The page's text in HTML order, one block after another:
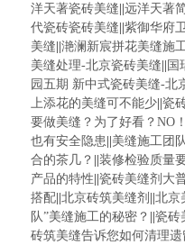
洋天著瓷砖美缝 远洋天著
代瓷砖瓷砖美缝 紫御华府
美缝 滟澜新宸拼花美缝施
美缝处理-北京瓷砖美缝
国
园五期 新中式瓷砖美缝-北
上添花的美缝可不能少|| 瓷
要做美缝？为了好看？NO！
也有安全隐患 美缝施工团
合的茶几？ 装修检验质量
产品的特性 瓷砖美缝剂大
搭配|| 北京砖筑美缝剂 北京
队”美缝施工的秘密？ 瓷砖
砖筑美缝告诉您如何清理